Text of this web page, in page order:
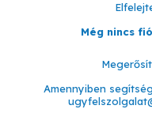
Még nincs
Amennyiben